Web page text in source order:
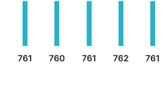
761 760 761 762 761